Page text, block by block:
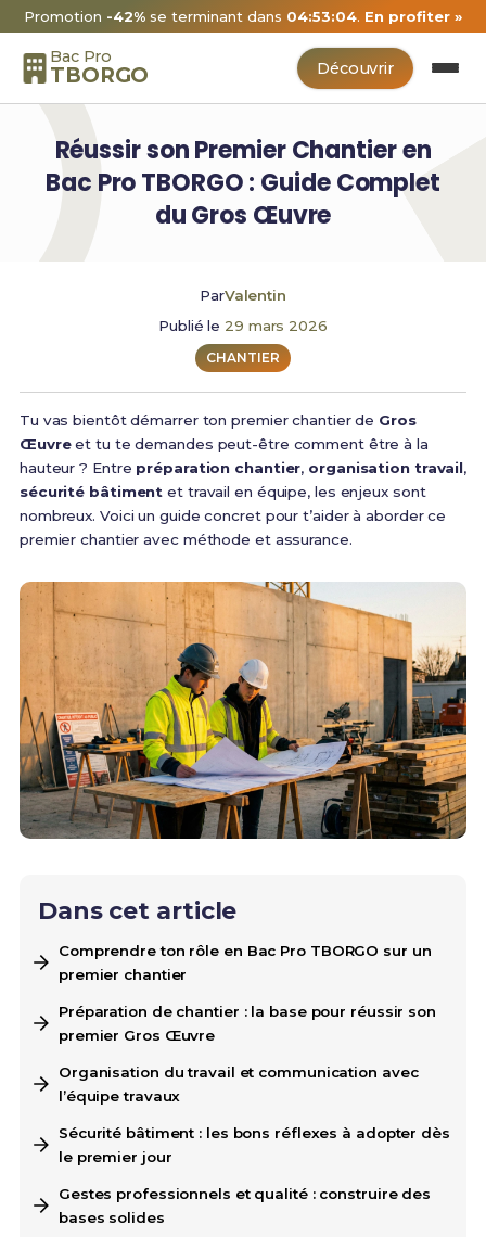
Promotion -42% se terminant dans 04:53:03. En profiter »
Bac Pro
TBORGO Découvrir
Réussir son Premier Chantier en
Bac Pro TBORGO : Guide Complet
du Gros Œuvre
ParValentin
Publié le 29 mars 2026
CHANTIER
Tu vas bientôt démarrer ton premier chantier de Gros
Œuvreet tu te demandes peut-être comment être à la
hauteur ? Entre préparation chantier, organisation travail,
sécurité bâtiment et travail en équipe, les enjeux sont
nombreux. Voici un guide concret pour t’aider à aborder ce
premier chantier avec méthode et assurance.
Dans cet article
Comprendre ton rôle en Bac Pro TBORGO sur un
premier chantier
Préparation de chantier : la base pour réussir son
premier Gros Œuvre
Organisation du travail et communication avec
l’équipe travaux
Sécurité bâtiment : les bons réflexes à adopter dès
le premier jour
Gestes professionnels et qualité : construire des
bases solides